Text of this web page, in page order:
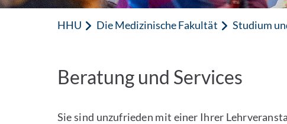
HHU Die Medizinische Fakultät Studium
Beratung und Services
Sie sind unzufrieden mit einer Ihrer